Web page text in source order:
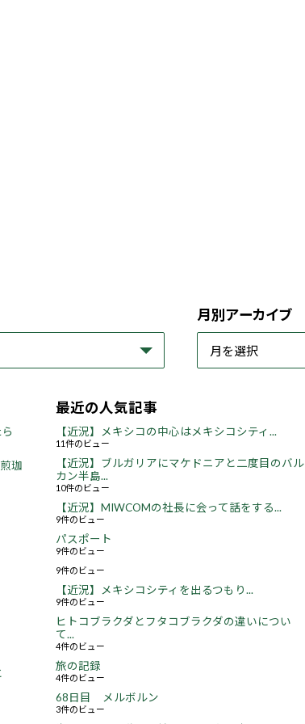
月別アーカイブ
珈
最近の人気記事
【近況】メキシコの中心はメキシコシティ...
11件のビュー
【近況】ブルガリアにマケドニアと二度目のバル
カン半島...
10件のビュー
【近況】MIWCOMの社長に会って話をする...
9件のビュー
パスポート
9件のビュー
9件のビュー
【近況】メキシコシティを出るつもり...
9件のビュー
ヒトコブラクダとフタコブラクダの違いについ
て...
4件のビュー
旅の記録
4件のビュー
68日目 メルボルン
3件のビュー